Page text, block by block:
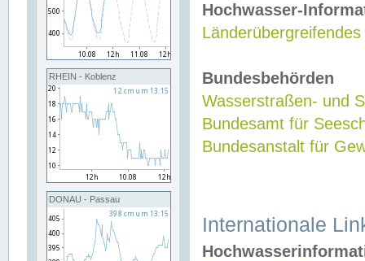
RHEIN - Koblenz
DONAU - Passau
Hochwasser-
Bundesbehörden
Wasserstraßen- und
Bundesamt für
Bundesanstalt für
Internationale